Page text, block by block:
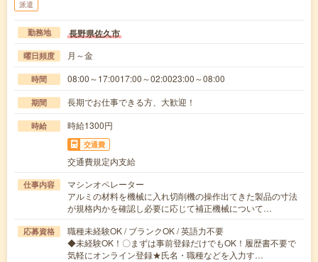
派遣
勤務地 長野県佐久市
曜日頻度 月～金
時間 08:00～17:0017:00～02:0023:00～08:00
期間 長期でお仕事できる方、大歓迎！
時給 時給1300円
交通費
交通費規定内支給
仕事内容
マシンオペレーター
アルミの材料を機械に入れ切削機の操作出てきた製品の寸法
が規格内かを確認し必要に応じて補正機械について…
応募資格
職種未経験OK / ブランクOK / 英語力不要
◆未経験OK！〇まずは事前登録だけでもOK！履歴書不要で
気軽にオンライン登録★氏名・職種などを入力す…